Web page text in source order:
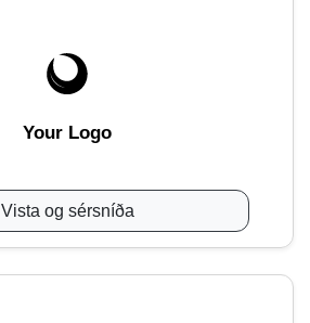
Your Logo
Vista og sérsníða